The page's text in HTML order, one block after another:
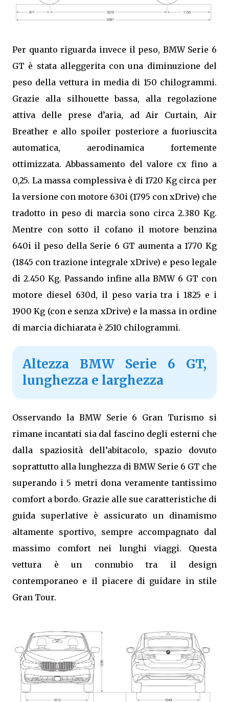
Per quanto riguarda invece il peso, BMW Serie 6
GT è stata alleggerita con una diminuzione del
peso della vettura in media di 150 chilogrammi.
Grazie alla silhouette bassa, alla regolazione
attiva delle prese d’aria, ad Air Curtain, Air
Breather e allo spoiler posteriore a fuoriuscita
automatica, aerodinamica fortemente
ottimizzata. Abbassamento del valore cx fino a
0,25. La massa complessiva è di 1720 Kg circa per
la versione con motore 630i (1795 con xDrive) che
tradotto in peso di marcia sono circa 2.380 Kg.
Mentre con sotto il cofano il motore benzina
640i il peso della Serie 6 GT aumenta a 1770 Kg
(1845 con trazione integrale xDrive) e peso legale
di 2.450 Kg. Passando infine alla BMW 6 GT con
motore diesel 630d, il peso varia tra i 1825 e i
1900 Kg (con e senza xDrive) e la massa in ordine
di marcia dichiarata è 2510 chilogrammi.
Altezza BMW Serie 6 GT,
lunghezza e larghezza
Osservando la BMW Serie 6 Gran Turismo si
rimane incantati sia dal fascino degli esterni che
dalla spaziosità dell’abitacolo, spazio dovuto
soprattutto alla lunghezza di BMW Serie 6 GT che
superando i 5 metri dona veramente tantissimo
comfort a bordo. Grazie alle sue caratteristiche di
guida superlative è assicurato un dinamismo
altamente sportivo, sempre accompagnato dal
massimo comfort nei lunghi viaggi. Questa
vettura è un connubio tra il design
contemporaneo e il piacere di guidare in stile
Gran Tour.